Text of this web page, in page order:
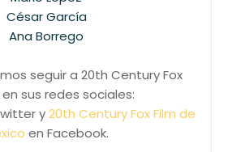
César García
Ana Borrego
seguir a 20th Century Fox
sus redes sociales:
y20th Century Fox Film de
en Facebook.